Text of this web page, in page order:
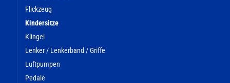
Flickzeug
Kindersitze
Klingel
Lenker / Lenkerband / Griffe
Luftpumpen
Pedale